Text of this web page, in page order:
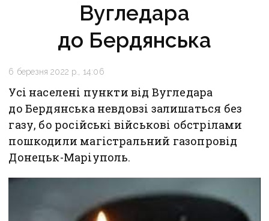
Вугледара
до Бердянська
6 березня 2022 р., 14:06
Усі населені пункти від Вугледара
до Бердянська невдовзі залишаться без
газу, бо російські військові обстрілами
пошкодили магістральний газопровід
Донецьк-Маріуполь.